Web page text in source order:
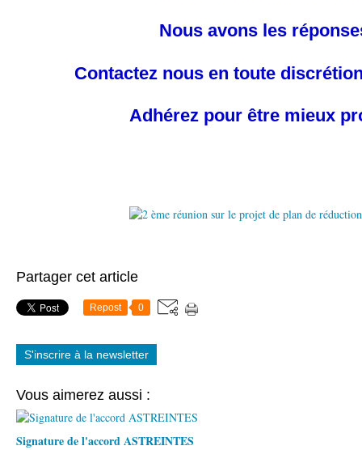
Nous avons les
Contactez nous en toute
Adhérez pour être mieux
Partager cet article
Repost 0
S'inscrire à la newsletter
Vous aimerez aussi :
Signature de l'accord ASTREINTES